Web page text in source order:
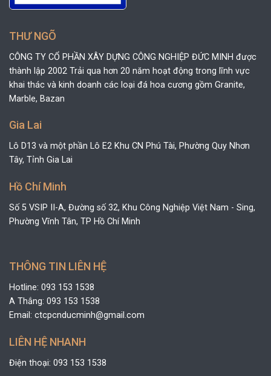
THƯ NGÕ
CÔNG TY CỔ PHẦN XÂY DỰNG CÔNG NGHIỆP ĐỨC MINH được
thành lập 2002 Trải qua hơn 20 năm hoạt động trong lĩnh vực
khai thác và kinh doanh các loại đá hoa cương gồm Granite,
Marble, Bazan
Gia Lai
Lô D13 và một phần Lô E2 Khu CN Phú Tài, Phường Quy Nhơn
Tây, Tỉnh Gia Lai
Hồ Chí Minh
Số 5 VSIP II-A, Đường số 32, Khu Công Nghiệp Việt Nam - Sing,
Phường Vĩnh Tân, TP Hồ Chí Minh
THÔNG TIN LIÊN HỆ
Hotline: 093 153 1538
A Thắng: 093 153 1538
Email: ctcpcnducminh@gmail.com
LIÊN HỆ NHANH
Điện thoại: 093 153 1538